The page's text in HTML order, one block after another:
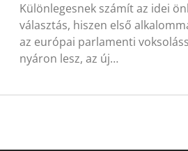
Különlegesnek számít az idei
választás, hiszen első
az európai parlamenti
nyáron lesz, az új…